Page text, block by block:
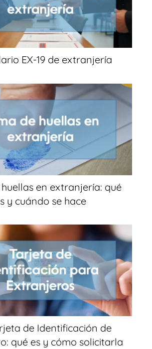
EX-19 de extranjería
en extranjería: qué
y cuándo se hace
de Identificación de
qué es y cómo solicitarla